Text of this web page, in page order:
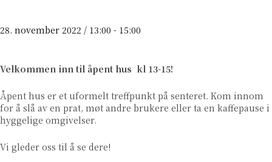
28. november 2022 / 13:00 - 15:00
Velkommen inn til åpent hus kl 13-15!
Åpent hus er et uformelt treffpunkt på senteret. Kom innom
for å slå av en prat, møt andre brukere eller ta en kaffepause i
hyggelige omgivelser.
Vi gleder oss til å se dere!